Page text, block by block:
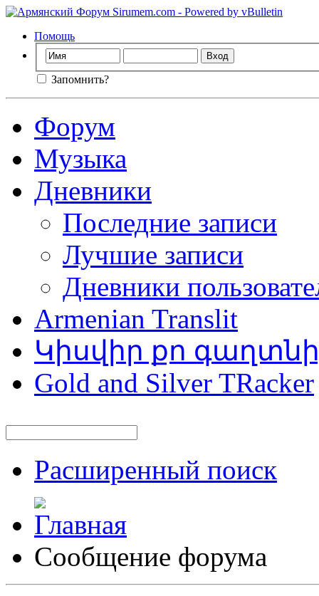
Помощь
Запомнить?
Форум
Музыка
Дневники
Последние записи
Лучшие записи
Дневники
Armenian Translit
Կիսվիր քո
Gold and Silver TRacker
Расширенный поиск
Сообщение форума